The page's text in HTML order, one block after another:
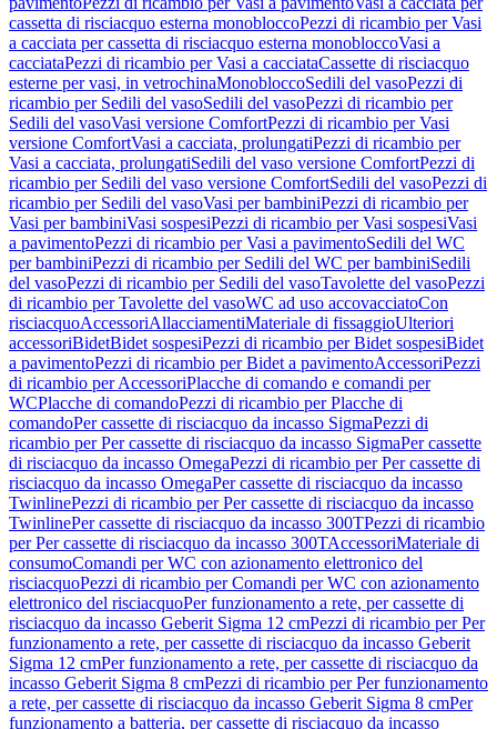
cassetta di risciacquo esterna monobloccoPezzi di ricambio per Vasi
a cacciata per cassetta di risciacquo esterna monobloccoVasi a
cacciataPezzi di ricambio per Vasi a cacciataCassette di risciacquo
esterne per vasi, in vetrochinaMonobloccoSedili del vasoPezzi di
ricambio per Sedili del vasoSedili del vasoPezzi di ricambio per
Sedili del vasoVasi versione ComfortPezzi di ricambio per Vasi
versione ComfortVasi a cacciata, prolungatiPezzi di ricambio per
Vasi a cacciata, prolungatiSedili del vaso versione ComfortPezzi di
ricambio per Sedili del vaso versione ComfortSedili del vasoPezzi di
ricambio per Sedili del vasoVasi per bambiniPezzi di ricambio per
Vasi per bambiniVasi sospesiPezzi di ricambio per Vasi sospesiVasi
a pavimentoPezzi di ricambio per Vasi a pavimentoSedili del WC
per bambiniPezzi di ricambio per Sedili del WC per bambiniSedili
del vasoPezzi di ricambio per Sedili del vasoTavolette del vasoPezzi
di ricambio per Tavolette del vasoWC ad uso accovacciatoCon
risciacquoAccessoriAllacciamentiMateriale di fissaggioUlteriori
accessoriBidetBidet sospesiPezzi di ricambio per Bidet sospesiBidet
a pavimentoPezzi di ricambio per Bidet a pavimentoAccessoriPezzi
di ricambio per AccessoriPlacche di comando e comandi per
WCPlacche di comandoPezzi di ricambio per Placche di
comandoPer cassette di risciacquo da incasso SigmaPezzi di
ricambio per Per cassette di risciacquo da incasso SigmaPer cassette
di risciacquo da incasso OmegaPezzi di ricambio per Per cassette di
risciacquo da incasso OmegaPer cassette di risciacquo da incasso
TwinlinePezzi di ricambio per Per cassette di risciacquo da incasso
TwinlinePer cassette di risciacquo da incasso 300TPezzi di ricambio
per Per cassette di risciacquo da incasso 300TAccessoriMateriale di
consumoComandi per WC con azionamento elettronico del
risciacquoPezzi di ricambio per Comandi per WC con azionamento
elettronico del risciacquoPer funzionamento a rete, per cassette di
risciacquo da incasso Geberit Sigma 12 cmPezzi di ricambio per Per
funzionamento a rete, per cassette di risciacquo da incasso Geberit
Sigma 12 cmPer funzionamento a rete, per cassette di risciacquo da
incasso Geberit Sigma 8 cmPezzi di ricambio per Per funzionamento
a rete, per cassette di risciacquo da incasso Geberit Sigma 8 cmPer
funzionamento a batteria, per cassette di risciacquo da incasso